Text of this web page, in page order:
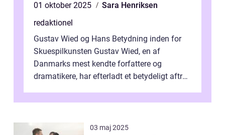
01 oktober 2025
Sara Henriksen
redaktionel
Gustav Wied og Hans Betydning inden for
Skuespilkunsten Gustav Wied, en af
Danmarks mest kendte forfattere og
dramatikere, har efterladt et betydeligt aftryk
03 maj 2025